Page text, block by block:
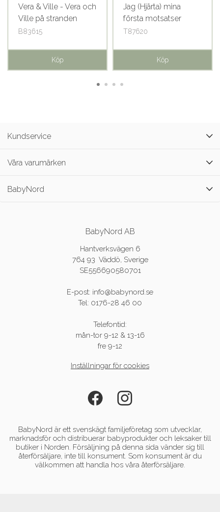
Vera & Ville - Vera och
Ville på stranden
B83615
Köp
Jag (Hjärta) mina
första motsatser
T87620
Köp
Kundservice
Våra varumärken
BabyNord
BabyNord AB
Hantverksvägen 6
764 93 Väddö, Sverige
SE556690580701
E-post: info@babynord.se
Tel: 0176-28 46 00
Telefontid:
mån-tor 9-12 & 13-16
fre 9-12
Inställningar för cookies
BabyNord är ett svenskägt familjeföretag som utvecklar,
marknadsför och distribuerar babyprodukter och leksaker till
butiker i Norden. Försäljning på denna sida vänder sig till
återförsäljare, inte till konsument. Som konsument är du
välkommen att handla hos våra återförsäljare.